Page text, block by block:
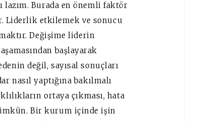
lazım. Burada en önemli faktör
Liderlik etkilemek ve sonucu
Değişime liderin
başlayarak
değil, sayısal sonuçları
nasıl yaptığına bakılmalı
ortaya çıkması, hata
Bir kurum içinde işin